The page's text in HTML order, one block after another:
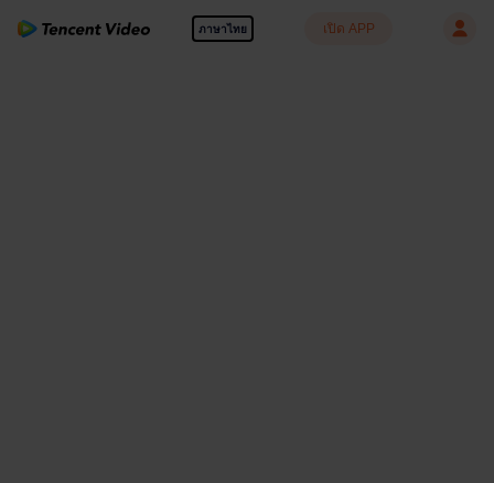
ภาษาไทย เปิด APP